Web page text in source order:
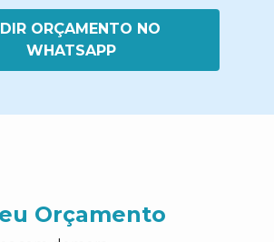
ORÇAMENTO NO
WHATSAPP
Orçamento